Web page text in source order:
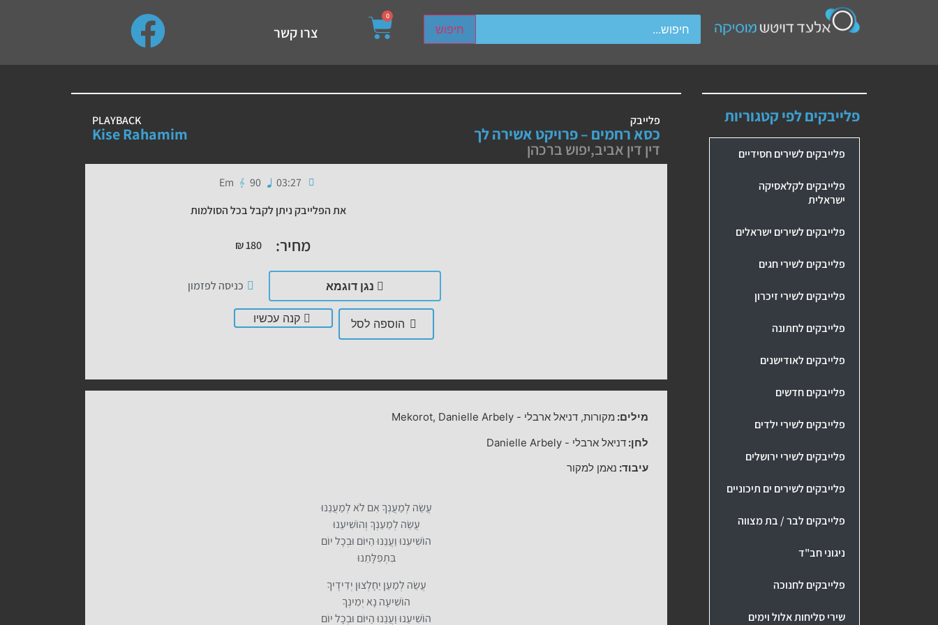
חיפוש
up and down arrows to review and enter to go to the desired page. Touch device users, explore by touch or with swipe gestures.
0
צרו קשר
פלייבקים לפי קטגוריות
פלייבקים לשירים חסידיים
פלייבקים לקלאסיקה
ישראלית
פלייבקים לשירים ישראלים
פלייבקים לשירי חגים
פלייבקים לשירי זיכרון
פלייבקים לחתונה
פלייבקים לאודישנים
פלייבקים חדשים
פלייבקים לשירי ילדים
פלייבקים לשירי ירושלים
פלייבקים לשירים ים תיכוניים
פלייבקים לבר / בת מצווה
ניגוני חב"ד
פלייבקים לחנוכה
שירי סליחות אלול וימים
פלייבק
כסא רחמים – פרויקט אשירה לך
דין דין אביב,יפוש ברכהן
PLAYBACK
Kise Rahamim
03:27
90
Em
את הפלייבק ניתן לקבל בכל הסולמות
מחיר: ₪180
נגן דוגמא כניסה לפזמון
הוספה לסל קנה עכשיו
מילים: מקורות, דניאל ארבלי -
Mekorot, Danielle Arbely
לחן: דניאל ארבלי -
Danielle Arbely
עיבוד: נאמן למקור
עֲשֵׂה לְמַעֲנְךָ אִם לֹא לְמַעֲנֵנוּ
עֲשֵׂה לְמַעַנְךָ וְהוֹשִׁיעֵנוּ
הוֹשִׁיעֵנוּ וַעֲנֵנוּ הַיּוֹם וּבְכָל יוֹם
בִּתְפִלָּתֵנוּ
עֲשֵׂה לְמַעַן יַחָלְצוּן יְדִידֶיךָ
הוֹשִׁיעָה נָא יְמִינְךָ
הוֹשִׁיעֵנוּ וַעֲנֵנוּ הַיּוֹם וּבְכָל יוֹם